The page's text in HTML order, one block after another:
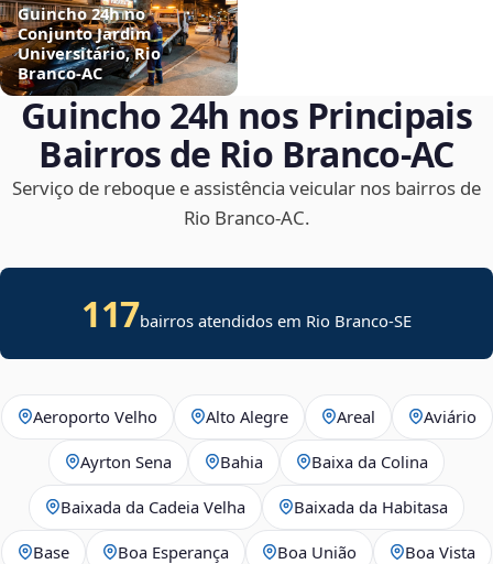
Guincho 24h no
Conjunto Jardim
Universitário, Rio
Branco‑AC
Guincho 24h nos Principais
Bairros de Rio Branco‑AC
Serviço de reboque e assistência veicular nos bairros de
Rio Branco‑AC.
117bairros atendidos em Rio Branco-SE
Aeroporto Velho Alto Alegre Areal Aviário
Ayrton Sena Bahia Baixa da Colina
Baixada da Cadeia Velha Baixada da Habitasa
Base Boa Esperança Boa União Boa Vista